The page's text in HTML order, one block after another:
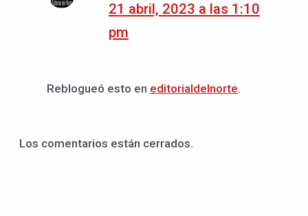
21 abril, 2023 a las 1:10
pm
Reblogueó esto en editorialdelnorte.
Los comentarios están cerrados.